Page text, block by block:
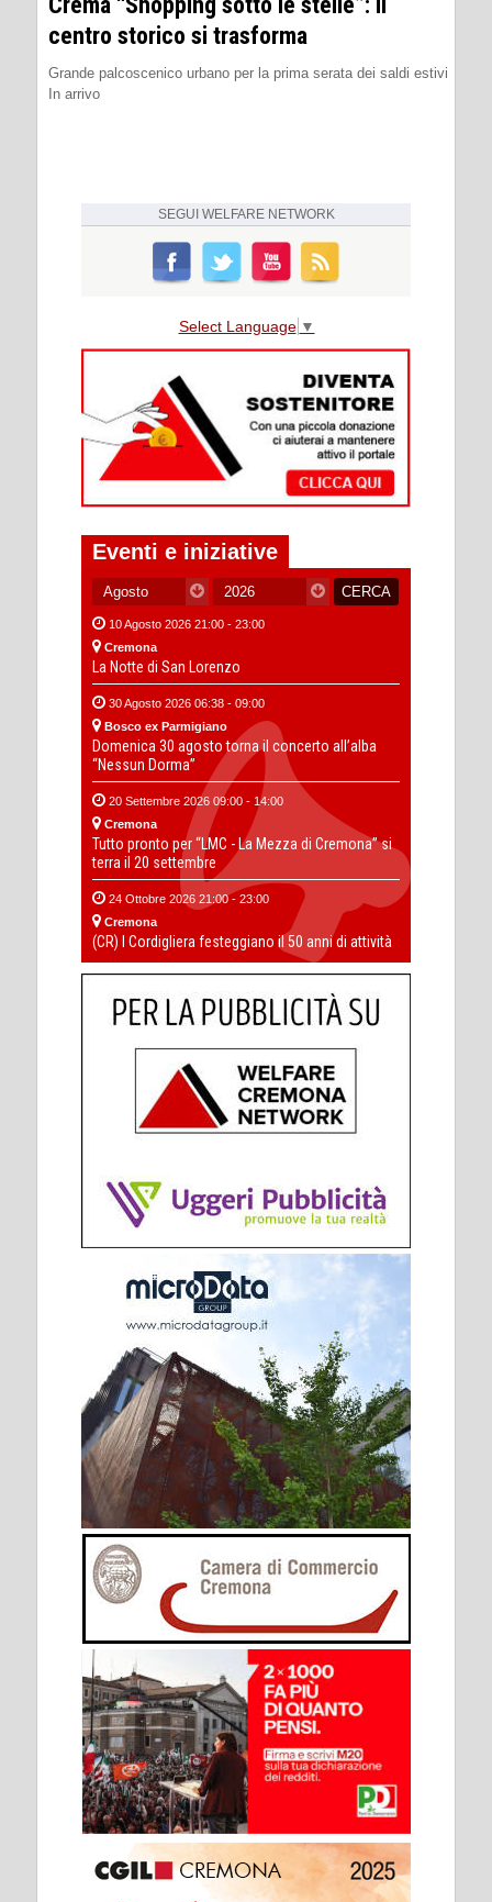
centro storico si trasforma
Grande palcoscenico urbano per la prima serata dei saldi estivi
In arrivo
SEGUI WELFARE NETWORK
Select Language ▼
Eventi e iniziative
10 Agosto 2026 21:00 - 23:00
Cremona
La Notte di San Lorenzo
30 Agosto 2026 06:38 - 09:00
Bosco ex Parmigiano
Domenica 30 agosto torna il concerto all’alba
“Nessun Dorma”
20 Settembre 2026 09:00 - 14:00
Cremona
Tutto pronto per “LMC - La Mezza di Cremona” si
terra il 20 settembre
24 Ottobre 2026 21:00 - 23:00
Cremona
(CR) I Cordigliera festeggiano il 50 anni di attività